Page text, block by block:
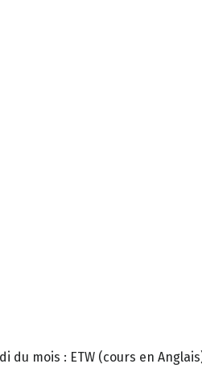
du mois : ETW (cours en